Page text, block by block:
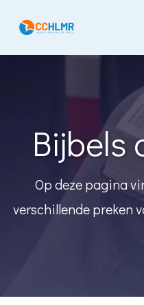
Bijbels
Op deze pagina
verschillende preken